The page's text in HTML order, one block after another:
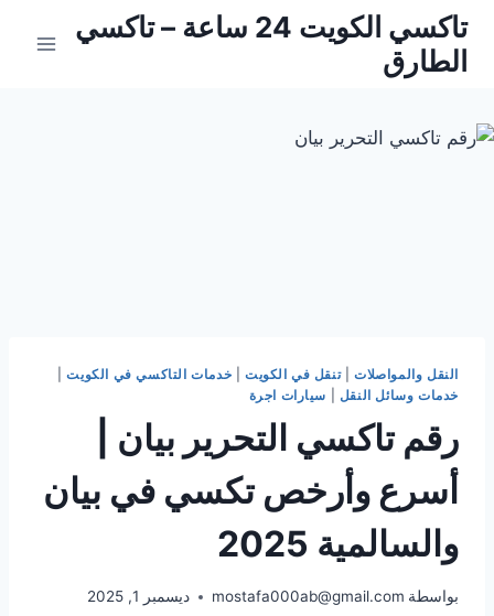
التجاوز
المحتوى
تاكسي الكويت 24 ساعة – تاكسي
الطارق
النقل والمواصلات|تنقل في الكويت خدمات التاكسي في الكويت|
خدمات وسائل النقل
سيارات اجرة
رقم تاكسي التحرير بيان |
أسرع وأرخص تكسي في بيان
والسالمية 2025
بواسطة mostafa000ab@gmail.com ديسمبر 1, 2025